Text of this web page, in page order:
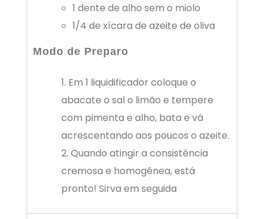
1 dente de alho sem o miolo
1/4 de xícara de azeite de oliva
Modo de Preparo
Em 1 liquidificador coloque o
abacate o sal o limão e tempere
com pimenta e alho, bata e vá
acrescentando aos poucos o azeite.
Quando atingir a consistência
cremosa e homogênea, está
pronto! Sirva em seguida